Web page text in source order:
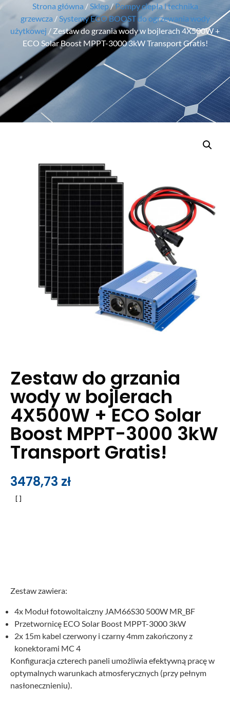
Strona główna / Sklep/Pompy ciepła i technika
grzewcza / Systemy ECO BOOST do ogrzewania wody
użytkowej / Zestaw do grzania wody w bojlerach 4X500W +
ECO Solar Boost MPPT-3000 3kW Transport Gratis!
Zestaw do grzania
wody w bojlerach
4X500W + ECO Solar
Boost MPPT-3000 3kW
Transport Gratis!
3478,73 zł
Zestaw zawiera:
4x Moduł fotowoltaiczny JAM66S30 500W MR_BF
Przetwornicę ECO Solar Boost MPPT-3000 3kW
2x 15m kabel czerwony i czarny 4mm zakończony z
konektorami MC 4
Konfiguracja czterech paneli umożliwia efektywną pracę w
optymalnych warunkach atmosferycznych (przy pełnym
nasłonecznieniu).